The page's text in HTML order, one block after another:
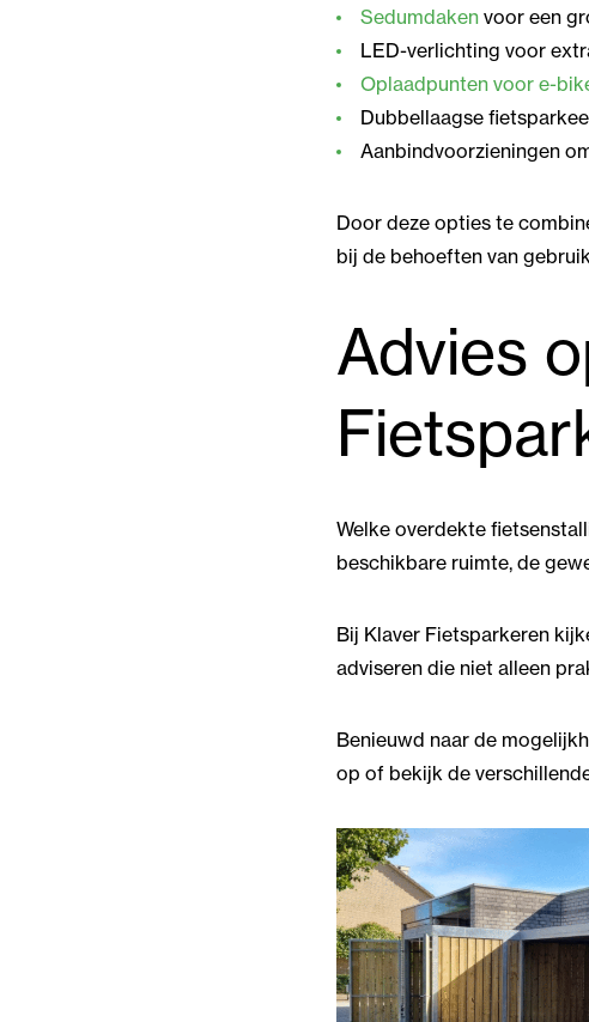
Sedumdakenvoor een
LED-verlichting voor
Oplaadpunten voor e-
Dubbellaagse
Aanbindvoorzieningen
Door deze opties te
bij de behoeften van
Advies
Welke overdekte
beschikbare ruimte, de
Bij Klaver Fietsparkeren
adviseren die niet alleen
Benieuwd naar de
op of bekijk de